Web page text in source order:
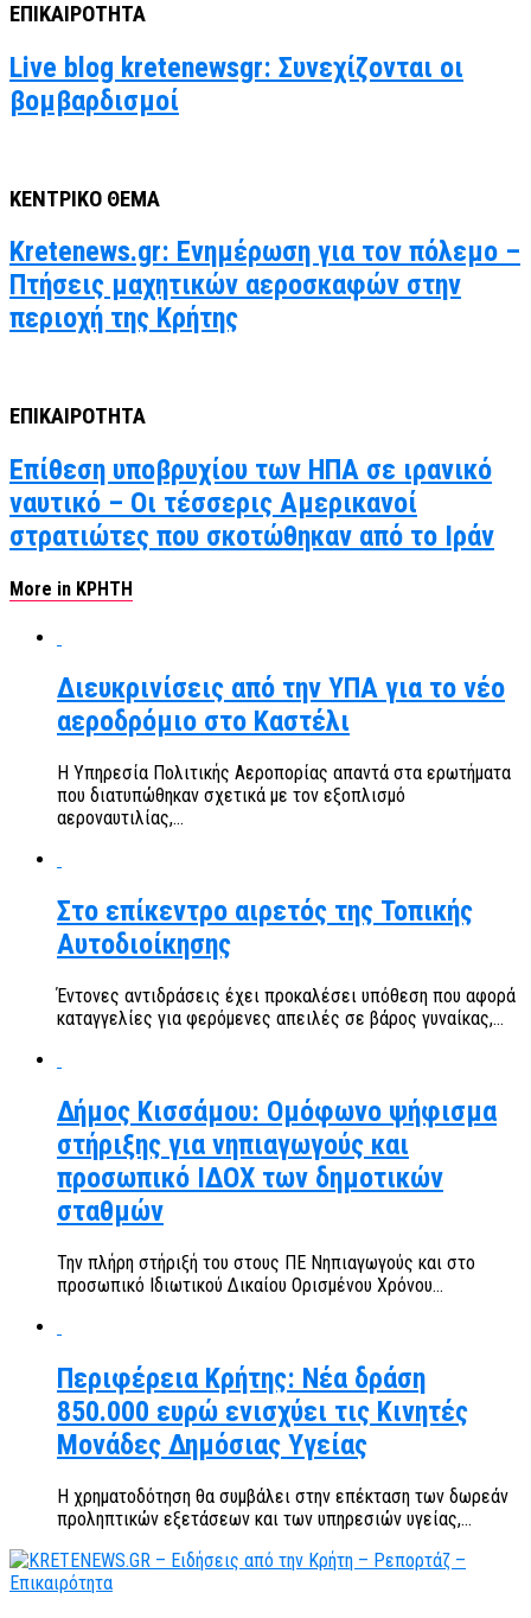
ΕΠΙΚΑΙΡΟΤΗΤΑ
Live blog kretenewsgr: Συνεχίζονται οι
βομβαρδισμοί
ΚΕΝΤΡΙΚΟ ΘΕΜΑ
Kretenews.gr: Ενημέρωση για τον πόλεμο –
Πτήσεις μαχητικών αεροσκαφών στην
περιοχή της Κρήτης
ΕΠΙΚΑΙΡΟΤΗΤΑ
Επίθεση υποβρυχίου των ΗΠΑ σε ιρανικό
ναυτικό – Οι τέσσερις Αμερικανοί
στρατιώτες που σκοτώθηκαν από το Ιράν
More in ΚΡΗΤΗ
Διευκρινίσεις από την ΥΠΑ για το νέο
αεροδρόμιο στο Καστέλι
Η Υπηρεσία Πολιτικής Αεροπορίας απαντά στα ερωτήματα
που διατυπώθηκαν σχετικά με τον εξοπλισμό
αεροναυτιλίας,...
Στο επίκεντρο αιρετός της Τοπικής
Αυτοδιοίκησης
Έντονες αντιδράσεις έχει προκαλέσει υπόθεση που αφορά
καταγγελίες για φερόμενες απειλές σε βάρος γυναίκας,...
Δήμος Κισσάμου: Ομόφωνο ψήφισμα
στήριξης για νηπιαγωγούς και
προσωπικό ΙΔΟΧ των δημοτικών
σταθμών
Την πλήρη στήριξή του στους ΠΕ Νηπιαγωγούς και στο
προσωπικό Ιδιωτικού Δικαίου Ορισμένου Χρόνου...
Περιφέρεια Κρήτης: Νέα δράση
850.000 ευρώ ενισχύει τις Κινητές
Μονάδες Δημόσιας Υγείας
Η χρηματοδότηση θα συμβάλει στην επέκταση των δωρεάν
προληπτικών εξετάσεων και των υπηρεσιών υγείας,...